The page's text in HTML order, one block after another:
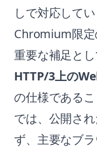
しで対応して
Chromium限定
重要な補足とし
HTTP/3上の
の仕様である
では、公開さ
ず、主要なブ